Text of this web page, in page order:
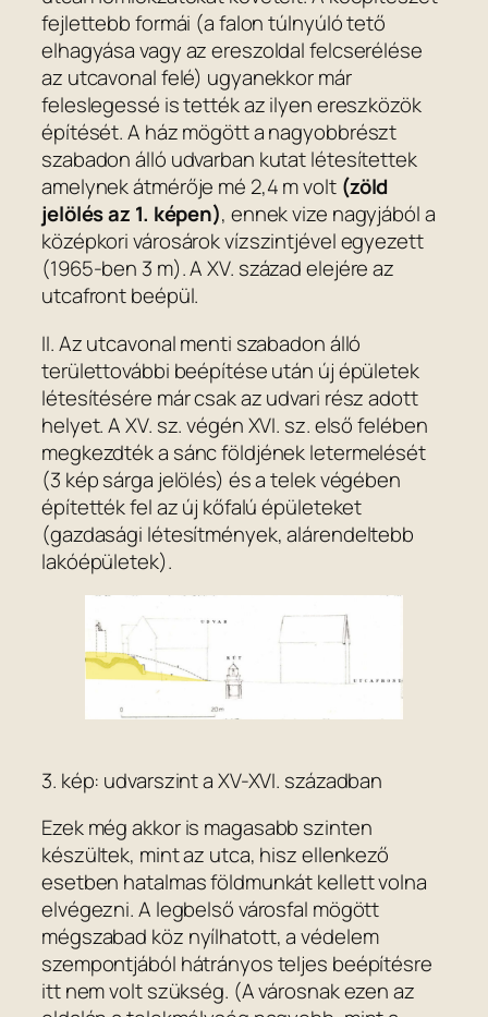
fejlettebb formái (a falon túlnyúló tető
elhagyása vagy az ereszoldal felcserélése
az utcavonal felé) ugyanekkor már
feleslegessé is tették az ilyen ereszközök
építését. A ház mögött a nagyobbrészt
szabadon álló udvarban kutat létesítettek
amelynek átmérője mé 2,4 m volt (zöld
jelölés az 1. képen), ennek vize nagyjából a
középkori városárok vízszintjével egyezett
(1965-ben 3 m). A XV. század elejére az
utcafront beépül.
II. Az utcavonal menti szabadon álló
területtovábbi beépítése után új épületek
létesítésére már csak az udvari rész adott
helyet. A XV. sz. végén XVI. sz. első felében
megkezdték a sánc földjének letermelését
(3 kép sárga jelölés) és a telek végében
építették fel az új kőfalú épületeket
(gazdasági létesítmények, alárendeltebb
lakóépületek).
3. kép: udvarszint a XV-XVI. században
Ezek még akkor is magasabb szinten
készültek, mint az utca, hisz ellenkező
esetben hatalmas földmunkát kellett volna
elvégezni. A legbelső városfal mögött
mégszabad köz nyílhatott, a védelem
szempontjából hátrányos teljes beépítésre
itt nem volt szükség. (A városnak ezen az